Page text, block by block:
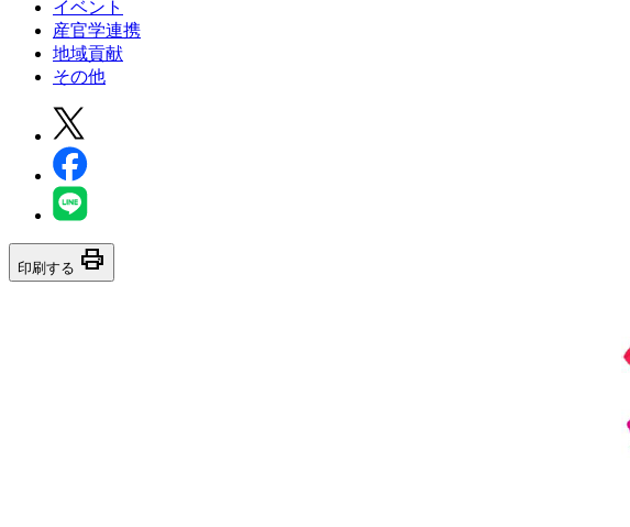
イベント
産官学連携
地域貢献
その他
印刷する print